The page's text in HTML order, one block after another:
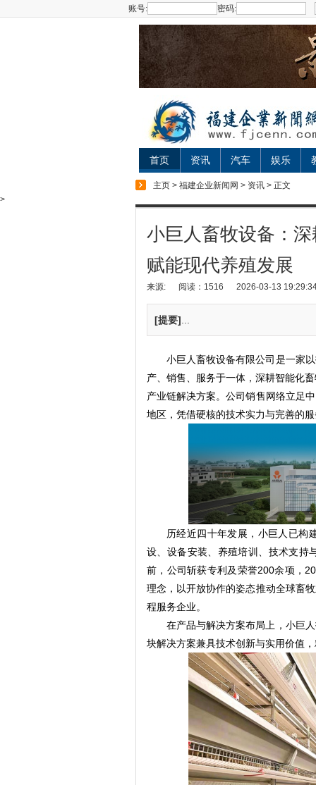
账号: 密码:
首页 资讯 汽车 娱乐
主页 > 福建企业新闻网 > 资讯 > 正文
>
小巨人畜牧设备：
赋能现代养殖发展
来源: 阅读：1516 2026-03-13
[提要]
小巨人畜牧设备有限公司是一家
产、销售、服务于一体，深耕智能化
产业链解决方案。公司销售网络立足
地区，凭借硬核的技术实力与完善的
历经近四十年发展，小巨人已构
设、设备安装、养殖培训、技术支持
前，公司斩获专利及荣誉200余项，
理念，以开放协作的姿态推动全球畜
程服务企业。
在产品与解决方案布局上，小巨
块解决方案兼具技术创新与实用价值